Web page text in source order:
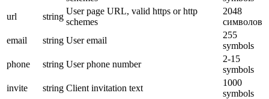
url
string
User page URL, valid https or http
schemes
2048
символов
email
string User email
255
symbols
phone
string User phone number
2-15
symbols
invite
string Client invitation text
1000
symbols